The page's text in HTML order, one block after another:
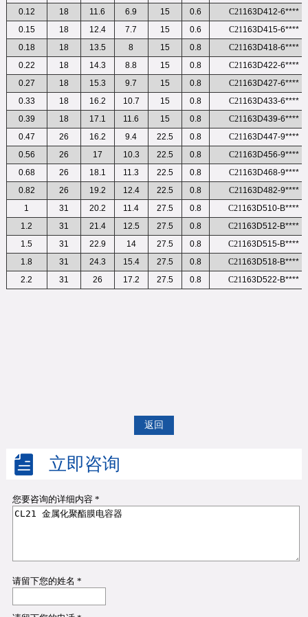
0.12
18 11.6 6.9 15 0.6 C21163D412-6****
0.15
18 12.4 7.7 15 0.6 C21163D415-6****
0.18
18 13.5 8 15 0.8 C21163D418-6****
0.22
18 14.3 8.8 15 0.8 C21163D422-6****
0.27
18 15.3 9.7 15 0.8 C21163D427-6****
0.33
18 16.2 10.7 15 0.8 C21163D433-6****
0.39
18 17.1 11.6 15 0.8 C21163D439-6****
0.47
26 16.2 9.4 22.5 0.8 C21163D447-9****
0.56
26 17 10.3 22.5 0.8 C21163D456-9****
0.68
26 18.1 11.3 22.5 0.8 C21163D468-9****
0.82
26 19.2 12.4 22.5 0.8 C21163D482-9****
1
31 20.2 11.4 27.5 0.8 C21163D510-B****
1.2
31 21.4 12.5 27.5 0.8 C21163D512-B****
1.5
31 22.9 14 27.5 0.8 C21163D515-B****
1.8
31 24.3 15.4 27.5 0.8 C21163D518-B****
2.2
31 26 17.2 27.5 0.8 C21163D522-B****
返回
立即咨询
您要咨询的详细内容 *
请留下您的姓名 *